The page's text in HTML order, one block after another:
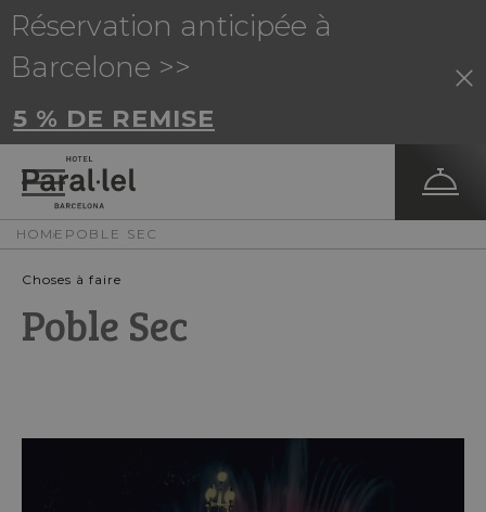
Réservation anticipée à
Barcelone >>
5 % DE REMISE
HOME POBLE SEC
Choses à faire
Poble Sec